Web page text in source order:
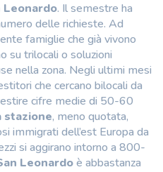
Leonardo. Il semestre ha
delle richieste. Ad
famiglie che già vivono
su trilocali o soluzioni
nella zona. Negli ultimi mesi
che cercano bilocali da
cifre medie di 50-60
stazione, meno quotata,
immigrati dell’est Europa da
si aggirano intorno a 800-
Leonardoè abbastanza